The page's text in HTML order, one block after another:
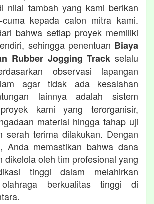
nilai tambah yang kami berikan
cuma kepada calon mitra kami.
bahwa setiap proyek memiliki
sehingga penentuan Biaya
Rubber Jogging Track selalu
observasi lapangan
agar tidak ada kesalahan
lainnya adalah sistem
kami yang terorganisir,
material hingga tahap uji
serah terima dilakukan. Dengan
Anda memastikan bahwa dana
dikelola oleh tim profesional yang
tinggi dalam melahirkan
olahraga berkualitas tinggi di